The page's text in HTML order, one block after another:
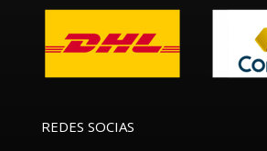
REDES SOCIAS